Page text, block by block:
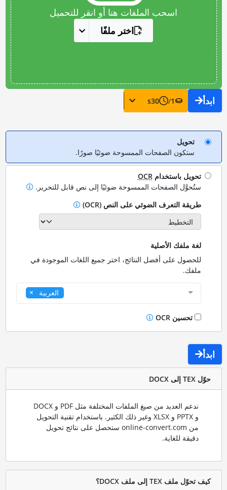
اسحب الملفات هنا أو انقر للتحميل
اختر ملفًا
ابدأ 1
/
30
s
تحويل
ستكون الصفحات الممسوحة ضوئيًا صورًا.
تحويل باستخدام OCR
ستُحوَّل الصفحات الممسوحة ضوئيًا إلى نص قابل للتحرير.
طريقة التعرف الضوئي على النص (OCR)
لغة ملفك الأصلية
للحصول على أفضل النتائج، اختر جميع اللغات الموجودة في
ملفك.
العربية
تحسين OCR
ابدأ
حوّل TEX إلى DOCX
ندعم العديد من صيغ الملفات المختلفة مثل PDF و DOCX
و PPTX و XLSX وغير ذلك الكثير. باستخدام تقنية التحويل
من online-convert.com ستحصل على نتائج تحويل
دقيقة للغاية.
كيف تحوّل ملف TEX إلى ملف DOCX؟